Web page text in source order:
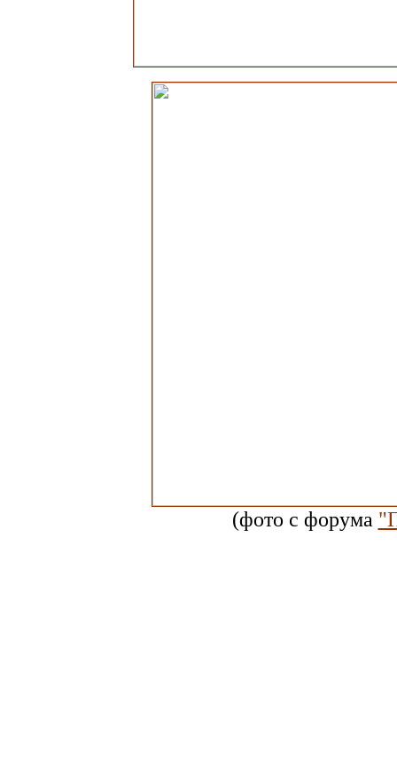
(фото с форума